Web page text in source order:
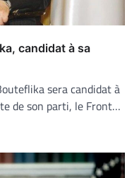
candidat à sa
sera candidat à
de son parti, le Front…